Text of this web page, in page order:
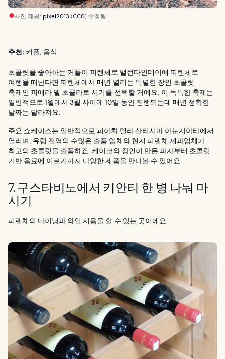
사진 제공: pixel2013(CC0) 수정됨
추천: 커플, 음식
초콜릿을 좋아하는 커플이 피렌체로 밸런타인데이에 피렌체로
여행을 떠난다면 피렌체에서 매년 열리는 특별한 장인 초콜릿
축제인 피에라 델 초콜라토 시기를 선택할 거예요. 이 독특한 축제는
일반적으로 1월에서 3월 사이에 10일 동안 진행되는데 매년 정확한
날짜는 달라져요.
주요 쇼케이스는 일반적으로 피아차 델라 산티시마 아눈지아타에서
열리며, 유럽 전역의 수많은 출품 업체와 현지 피렌체 제과업체가
최고의 초콜릿을 출품하죠. 케이크와 장인이 만든 과자부터 초콜릿
기반 음료에 이르기까지 다양한 제품을 만나볼 수 있어요.
7. 구스타비노에서 키안티 한 병 나눠 마
시기
피렌체의 다이닝과 와인 시음을 할 수 있는 곳이에요